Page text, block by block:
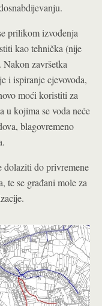
prilikom izvođenja
kao tehnička (nije
završetka
i ispiranje cjevovoda,
moći koristiti za
u kojima se voda neće
blagovremeno
dolaziti do privremene
te se građani mole za